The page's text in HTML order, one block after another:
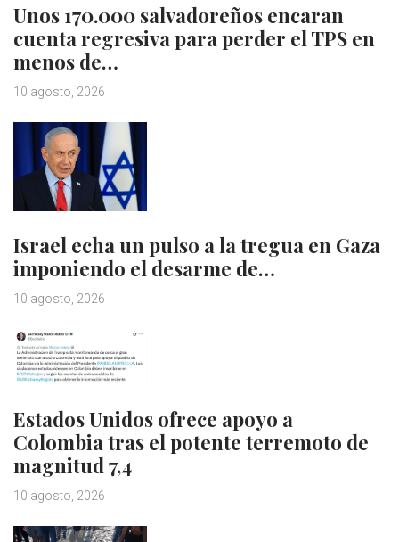
Unos 170.000 salvadoreños encaran
cuenta regresiva para perder el TPS en
menos de…
10 agosto, 2026
Israel echa un pulso a la tregua en Gaza
imponiendo el desarme de…
10 agosto, 2026
Estados Unidos ofrece apoyo a
Colombia tras el potente terremoto de
magnitud 7,4
10 agosto, 2026